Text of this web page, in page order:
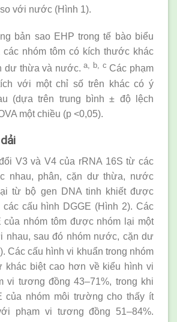
với nước (Hình 1).
bản sao EHP trong tế bào biểu
các nhóm tôm có kích thước khác
dư thừa và nước.a, b, c Các phạm
với một chỉ số trên khác có ý
(dựa trên trung bình ± độ lệch
một chiều (p <0,05).
V3 và V4 của rRNA 16S từ các
nhau, phân, cặn dư thừa, nước
từ bộ gen DNA tinh khiết được
các cấu hình DGGE (Hình 2). Các
của nhóm tôm được nhóm lại một
nhau, sau đó nhóm nước, cặn dư
Các cấu hình vi khuẩn trong nhóm
khác biệt cao hơn về kiểu hình vi
vi tương đồng 43–71%, trong khi
của nhóm môi trường cho thấy ít
phạm vi tương đồng 51–84%.